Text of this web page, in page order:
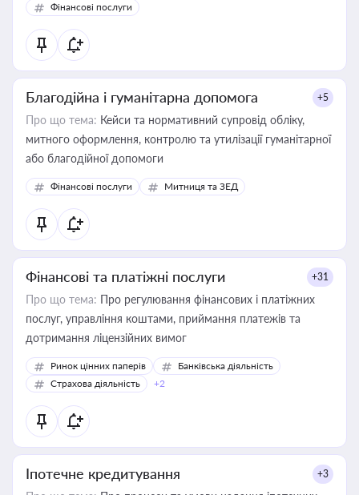
Фінансові послуги
Благодійна і гуманітарна допомога +5
Про що тема: Кейси та нормативний супровід обліку,
митного оформлення, контролю та утилізації гуманітарної
або благодійної допомоги
Фінансові послуги Митниця та ЗЕД
Фінансові та платіжні послуги +31
Про що тема: Про регулювання фінансових і платіжних
послуг, управління коштами, приймання платежів та
дотримання ліцензійних вимог
Ринок цінних паперів
Банківська діяльність
Страхова діяльність
+2
Іпотечне кредитування +3